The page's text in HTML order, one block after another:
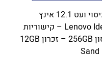
טאבלט עם כיסוי ועט 12.1 אינץ
Lenovo Idea Tab Plus – קישוריות
Wi-Fi – אחסון 256GB – זכרון 12GB